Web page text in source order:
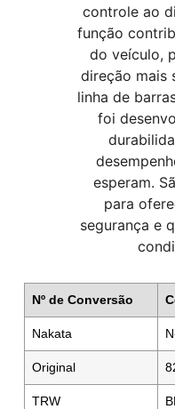
controle ao
função
do veículo,
direção mais
linha de
foi
esperam.
para
segurança e
Nº de Conversão
Nakata
Original
TRW